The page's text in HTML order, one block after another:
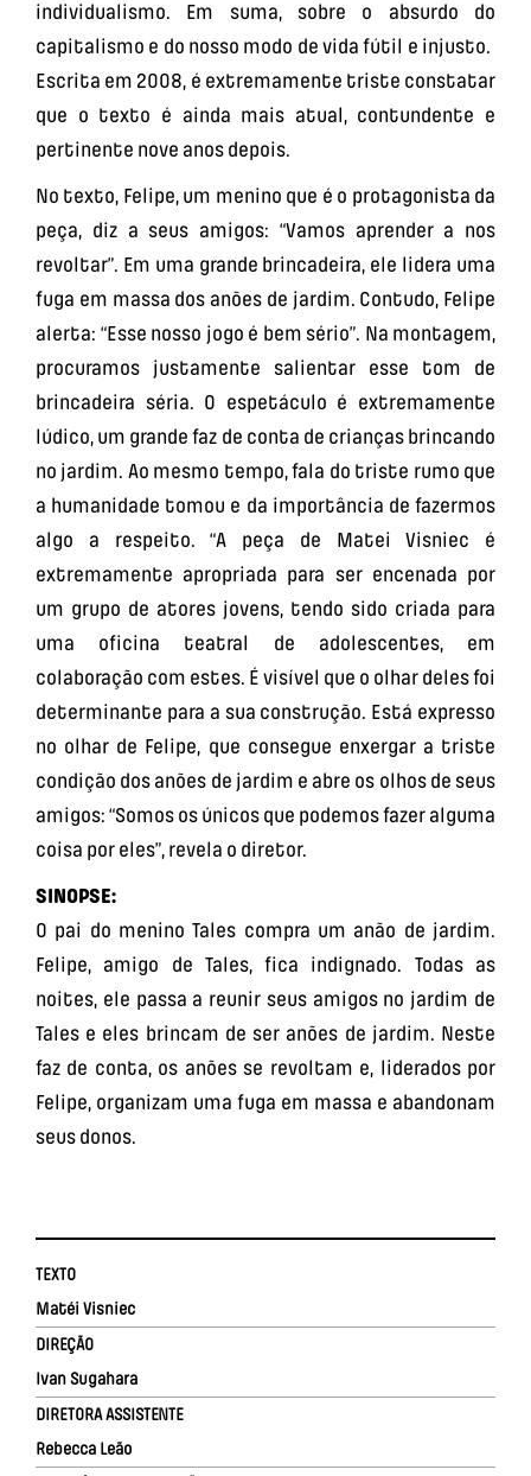
individualismo. Em suma, sobre o absurdo do
capitalismo e do nosso modo de vida fútil e injusto.
Escrita em 2008, é extremamente triste constatar
que o texto é ainda mais atual, contundente e
pertinente nove anos depois.
No texto, Felipe, um menino que é o protagonista da
peça, diz a seus amigos: “Vamos aprender a nos
revoltar”. Em uma grande brincadeira, ele lidera uma
fuga em massa dos anões de jardim. Contudo, Felipe
alerta: “Esse nosso jogo é bem sério”. Na montagem,
procuramos justamente salientar esse tom de
brincadeira séria. O espetáculo é extremamente
lúdico, um grande faz de conta de crianças brincando
no jardim. Ao mesmo tempo, fala do triste rumo que
a humanidade tomou e da importância de fazermos
algo a respeito. “A peça de Matei Visniec é
extremamente apropriada para ser encenada por
um grupo de atores jovens, tendo sido criada para
uma oficina teatral de adolescentes, em
colaboração com estes. É visível que o olhar deles foi
determinante para a sua construção. Está expresso
no olhar de Felipe, que consegue enxergar a triste
condição dos anões de jardim e abre os olhos de seus
amigos: “Somos os únicos que podemos fazer alguma
coisa por eles”, revela o diretor.
SINOPSE:
O pai do menino Tales compra um anão de jardim.
Felipe, amigo de Tales, fica indignado. Todas as
noites, ele passa a reunir seus amigos no jardim de
Tales e eles brincam de ser anões de jardim. Neste
faz de conta, os anões se revoltam e, liderados por
Felipe, organizam uma fuga em massa e abandonam
seus donos.
TEXTO
Matéi Visniec
DIREÇÃO
Ivan Sugahara
DIRETORA ASSISTENTE
Rebecca Leão